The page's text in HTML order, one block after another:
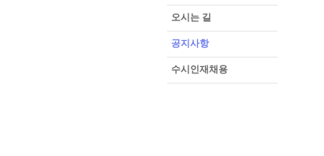
오시는 길
공지사항
수시인재채용